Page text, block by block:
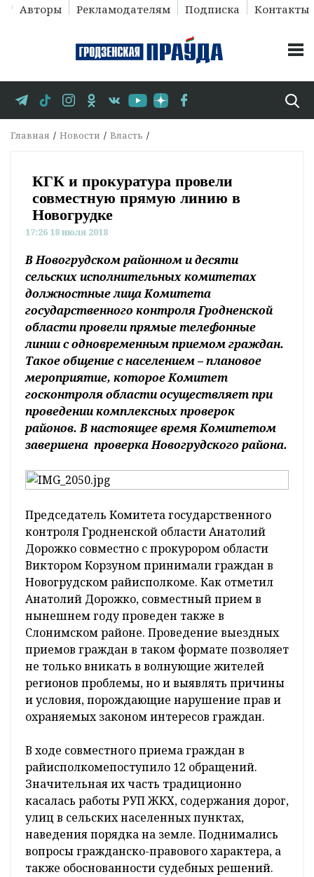
Авторы Рекламодателям Подписка Контакты
Главная Новости Власть
КГК и прокуратура провели
совместную прямую линию в
Новогрудке
17:26 18 июля 2018
В Новогрудском районном и десяти
сельских исполнительных комитетах
должностные лица Комитета
государственного контроля Гродненской
области провели прямые телефонные
линии с одновременным приемом граждан.
Такое общение с населением – плановое
мероприятие, которое Комитет
госконтроля области осуществляет при
проведении комплексных проверок
районов. В настоящее время Комитетом
завершена проверка Новогрудского района.
Председатель Комитета государственного
контроля Гродненской области Анатолий
Дорожко совместно с прокурором области
Виктором Корзуном принимали граждан в
Новогрудском райисполкоме. Как отметил
Анатолий Дорожко, совместный прием в
нынешнем году проведен также в
Слонимском районе. Проведение выездных
приемов граждан в таком формате позволяет
не только вникать в волнующие жителей
регионов проблемы, но и выявлять причины
и условия, порождающие нарушение прав и
охраняемых законом интересов граждан.
В ходе совместного приема граждан в
райисполкомепоступило 12 обращений.
Значительная их часть традиционно
касалась работы РУП ЖКХ, содержания дорог,
улиц в сельских населенных пунктах,
наведения порядка на земле. Поднимались
вопросы гражданско-правового характера, а
также обоснованности судебных решений.